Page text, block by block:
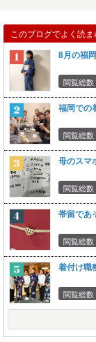
このブログでよく読
8月の福
閲覧総数
福岡での
閲覧総数
母のスマ
閲覧総数
帯留であ
閲覧総数
着付け職
閲覧総数